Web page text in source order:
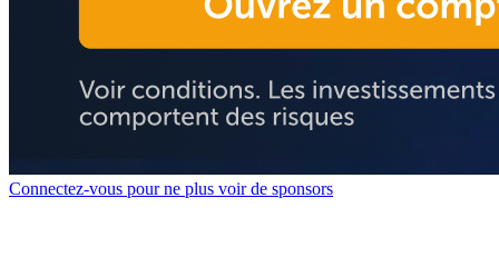
Connectez-vous pour ne plus voir de sponsors